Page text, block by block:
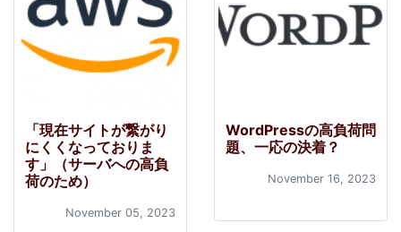
「現在サイトが繋がり
にくくなっておりま
す」（サーバへの高負
荷のため）
November 05, 2023
WordPressの高負荷問
題、一応の決着？
November 16, 2023